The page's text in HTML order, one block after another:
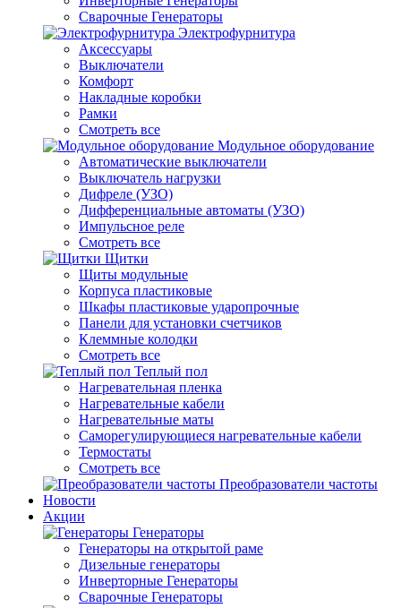
Сварочные Генераторы
Электрофурнитура
Аксессуары
Выключатели
Комфорт
Накладные коробки
Рамки
Смотреть все
Модульное оборудование
Автоматические выключатели
Выключатель нагрузки
Дифреле (УЗО)
Дифференциальные автоматы (УЗО)
Импульсное реле
Смотреть все
Щитки
Щиты модульные
Корпуса пластиковые
Шкафы пластиковые ударопрочные
Панели для установки счетчиков
Клеммные колодки
Смотреть все
Теплый пол
Нагревательная пленка
Нагревательные кабели
Нагревательные маты
Саморегулирующиеся нагревательные кабели
Термостаты
Смотреть все
Преобразователи частоты
Новости
Акции
Генераторы
Генераторы на открытой раме
Дизельные генераторы
Инверторные Генераторы
Сварочные Генераторы